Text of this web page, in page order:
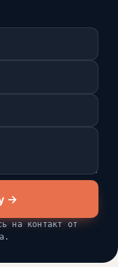
→
на контакт от